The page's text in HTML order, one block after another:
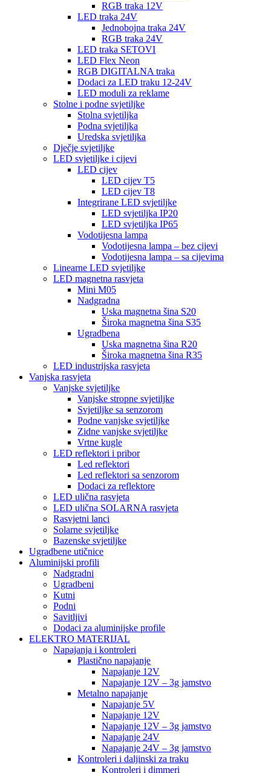
RGB traka 12V
LED traka 24V
Jednobojna traka 24V
RGB traka 24V
LED traka SETOVI
LED Flex Neon
RGB DIGITALNA traka
Dodaci za LED traku 12-24V
LED moduli za reklame
Stolne i podne svjetiljke
Stolna svjetiljka
Podna svjetiljka
Uredska svjetiljka
Dječje svjetiljke
LED svjetiljke i cijevi
LED cijev
LED cijev T5
LED cijev T8
Integrirane LED svjetiljke
LED svjetiljka IP20
LED svjetiljka IP65
Vodotijesna lampa
Vodotijesna lampa – bez cijevi
Vodotijesna lampa – sa cijevima
Linearne LED svjetiljke
LED magnetna rasvjeta
Mini M05
Nadgradna
Uska magnetna šina S20
Široka magnetna šina S35
Ugradbena
Uska magnetna šina R20
Široka magnetna šina R35
LED industrijska rasvjeta
Vanjska rasvjeta
Vanjske svjetiljke
Vanjske stropne svjetiljke
Svjetiljke sa senzorom
Podne vanjske svjetiljke
Zidne vanjske svjetiljke
Vrtne kugle
LED reflektori i pribor
Led reflektori
Led reflektori sa senzorom
Dodaci za reflektore
LED ulična rasvjeta
LED ulična SOLARNA rasvjeta
Rasvjetni lanci
Solarne svjetiljke
Bazenske svjetiljke
Ugradbene utičnice
Aluminijski profili
Nadgradni
Ugradbeni
Kutni
Podni
Savitljivi
Dodaci za aluminijske profile
ELEKTRO MATERIJAL
Napajanja i kontroleri
Plastično napajanje
Napajanje 12V
Napajanje 12V – 3g jamstvo
Metalno napajanje
Napajanje 5V
Napajanje 12V
Napajanje 12V – 3g jamstvo
Napajanje 24V
Napajanje 24V – 3g jamstvo
Kontroleri i daljinski za traku
Kontroleri i dimmeri